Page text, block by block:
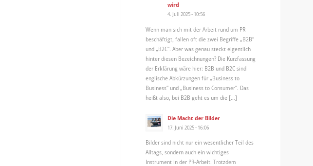
wird
4. Juli 2025 - 10:56
Wenn man sich mit der Arbeit rund um PR
beschäftigt, fallen oft die zwei Begriffe „B2B“
und „B2C“. Aber was genau steckt eigentlich
hinter diesen Bezeichnungen? Die Kurzfassung
der Erklärung wäre hier: B2B und B2C sind
englische Abkürzungen für „Business to
Business“ und „Business to Consumer“. Das
heißt also, bei B2B geht es um die […]
Die Macht der Bilder
17. Juni 2025 - 16:06
Bilder sind nicht nur ein wesentlicher Teil des
Alltags, sondern auch ein wichtiges
Instrument in der PR-Arbeit. Trotzdem